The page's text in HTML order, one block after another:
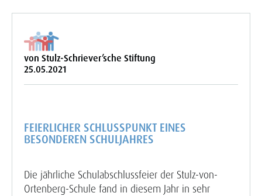
von Stulz-Schriever’sche Stiftung
25.05.2021
FEIERLICHER SCHLUSSPUNKT EINES
BESONDEREN SCHULJAHRES
Die jährliche Schulabschlussfeier der Stulz-von-
Ortenberg-Schule fand in diesem Jahr in sehr